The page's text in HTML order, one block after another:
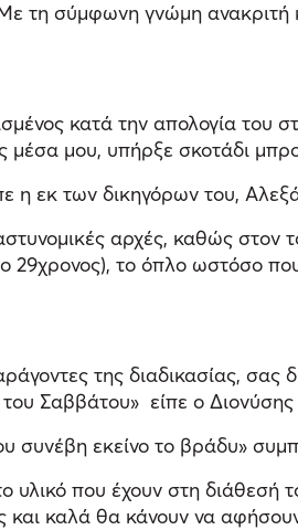
τη σύμφωνη γνώμη ανακριτή
κατά την απολογία του
μέσα μου, υπήρξε σκοτάδι
η εκ των δικηγόρων του,
αρχές, καθώς στον
29χρονος), το όπλο ωστόσο
της διαδικασίας, σας
του Σαββάτου» είπε ο
συνέβη εκείνο το βράδυ»
που έχουν στη διάθεσή
καλά θα κάνουν να